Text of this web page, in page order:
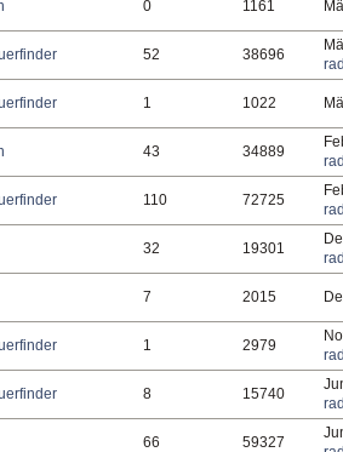
0 1161
52 38696
1 1022
43 34889
110 72725
32 19301
7 2015
1 2979
8 15740
66 59327